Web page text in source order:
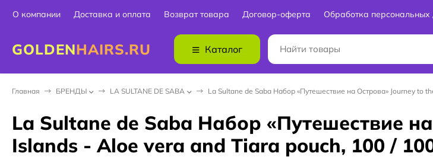
О компании Доставка и оплата Возврат товара Договор-оферта Обработка
GOLDENHAIRS.RU Каталог
Главная БPEНДЫ LA SULTANE DE SABA La Sultane de Saba Набор «Путешествие на Острова» Journey to
La Sultane de Saba Набор «Путешествие
Islands - Aloe vera and Tiara pouch, 100 /